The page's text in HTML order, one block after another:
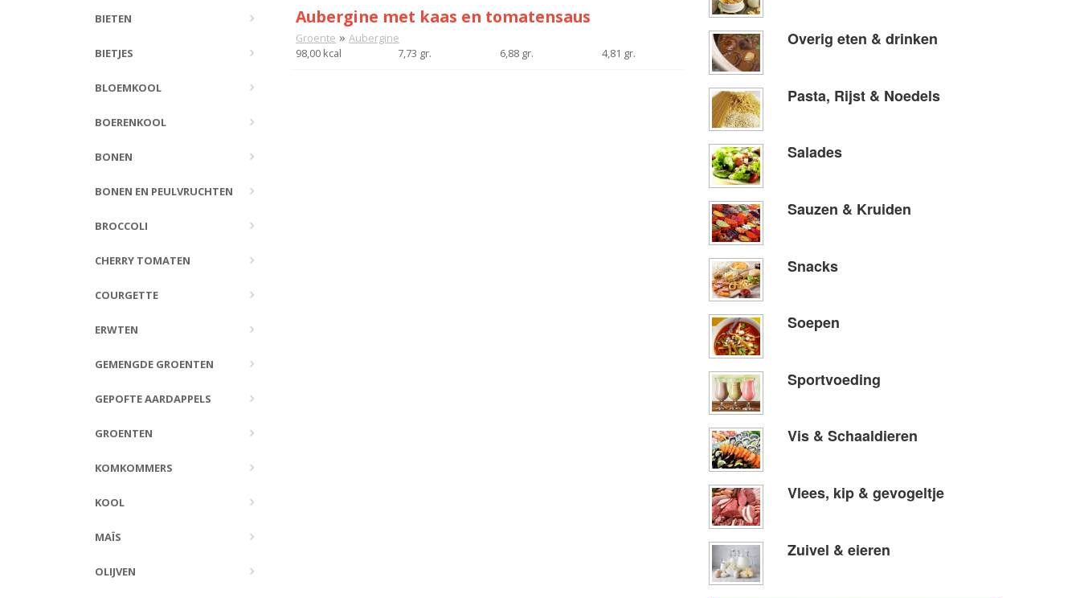
BIETEN
BIETJES
BLOEMKOOL
BOERENKOOL
BONEN
BONEN EN PEULVRUCHTEN
BROCCOLI
CHERRY TOMATEN
COURGETTE
ERWTEN
GEMENGDE GROENTEN
GEPOFTE AARDAPPELS
GROENTEN
KOMKOMMERS
KOOL
MAÏS
OLIJVEN
Aubergine met kaas en tomatensaus
Groente » Aubergine
98,00 kcal
7,73 gr. 6,88 gr. 4,81 gr.
Overig eten & drinken
Pasta, Rijst & Noedels
Salades
Sauzen & Kruiden
Snacks
Soepen
Sportvoeding
Vis & Schaaldieren
Vlees, kip & gevogeltje
Zuivel & eieren